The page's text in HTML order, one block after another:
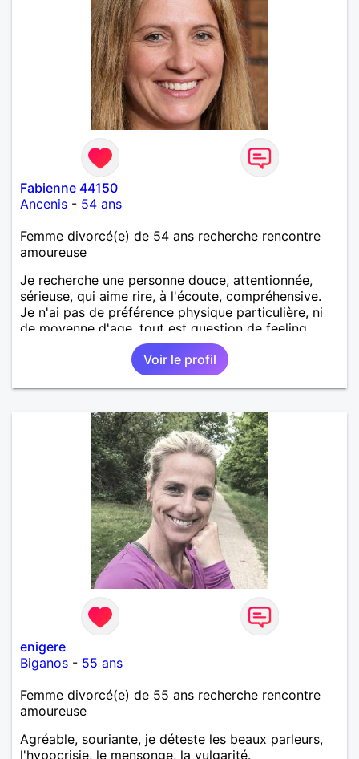
Fabienne 44150
Ancenis - 54 ans
Femme divorcé(e) de 54 ans recherche rencontre
amoureuse
Je recherche une personne douce, attentionnée,
sérieuse, qui aime rire, à l'écoute, compréhensive.
Je n'ai pas de préférence physique particulière, ni
de moyenne d'age, tout est question de feeling.
Voir le profil
enigere
Biganos - 55 ans
Femme divorcé(e) de 55 ans recherche rencontre
amoureuse
Agréable, souriante, je déteste les beaux parleurs,
l'hypocrisie, le mensonge, la vulgarité.